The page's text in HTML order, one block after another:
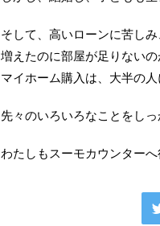
そして、高いローンに苦し
増えたのに部屋が足りないの
マイホーム購入は、大半の
先々のいろいろなことをし
わたしもスーモカウンター